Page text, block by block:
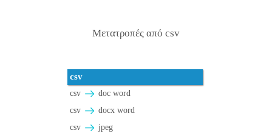
Μετατροπές από csv
csv
csv
doc word
csv
docx word
csv
jpeg